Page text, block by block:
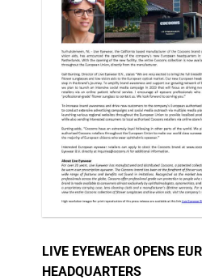
LIVE EYEWEAR OPENS
HEADQUARTERS